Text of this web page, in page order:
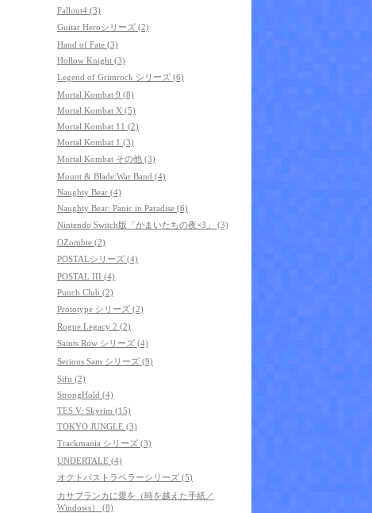
Fallout4 (3)
Guitar Heroシリーズ (2)
Hand of Fate (3)
Hollow Knight (3)
Legend of Grimrock シリーズ (6)
Mortal Kombat 9 (8)
Mortal Kombat X (5)
Mortal Kombat 11 (2)
Mortal Kombat 1 (3)
Mortal Kombat その他 (3)
Mount & Blade:War Band (4)
Naughty Bear (4)
Naughty Bear: Panic in Paradise (6)
Nintendo Switch版「かまいたちの夜×3」 (3)
OZombie (2)
POSTALシリーズ (4)
POSTAL III (4)
Punch Club (2)
Prototype シリーズ (2)
Rogue Legacy 2 (2)
Saints Row シリーズ (4)
Serious Sam シリーズ (9)
Sifu (2)
StrongHold (4)
TES V: Skyrim (15)
TOKYO JUNGLE (3)
Trackmania シリーズ (3)
UNDERTALE (4)
オクトパストラベラーシリーズ (5)
カサブランカに愛を（時を越えた手紙／
Windows） (8)